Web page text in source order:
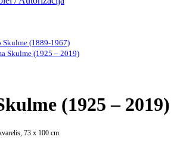
Skulme (1889-1967)
Skulme (1925 – 2019)
(1925 – 2019)
73 x 100 cm.